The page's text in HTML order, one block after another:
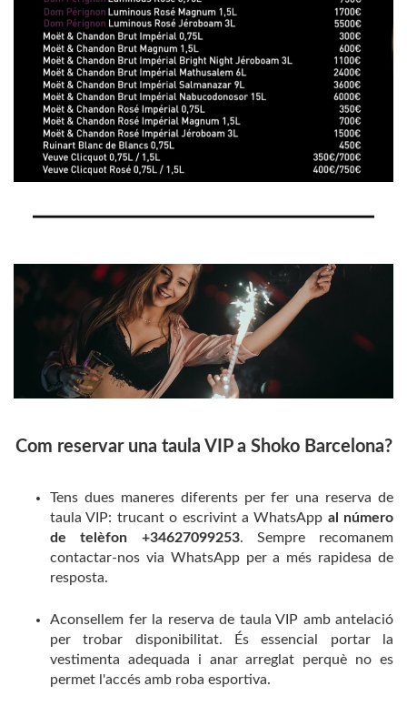
Com reservar una taula VIP a Shoko Barcelona?
Tens dues maneres diferents per fer una reserva de
taula VIP: trucant o escrivint a WhatsApp al número
de telèfon +34627099253. Sempre recomanem
contactar-nos via WhatsApp per a més rapidesa de
resposta.
Aconsellem fer la reserva de taula VIP amb antelació
per trobar disponibilitat. És essencial portar la
vestimenta adequada i anar arreglat perquè no es
permet l'accés amb roba esportiva.